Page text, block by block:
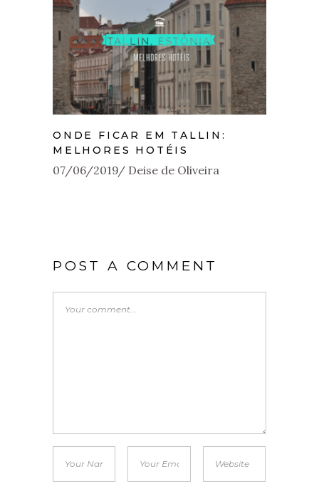
ONDE FICAR EM TALLIN:
MELHORES HOTÉIS
07/06/2019 Deise de Oliveira
POST A COMMENT